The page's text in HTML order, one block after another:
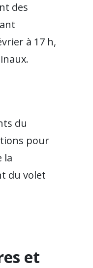
des
à 17 h,
du
pour
la
du volet
et